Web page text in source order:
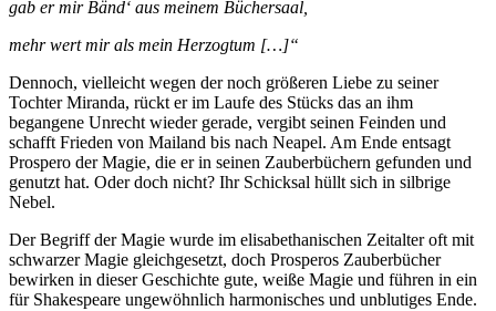
gab er mir Bänd‘ aus meinem Büchersaal,
mehr wert mir als mein Herzogtum […]“
Dennoch, vielleicht wegen der noch größeren Liebe zu seiner
Tochter Miranda, rückt er im Laufe des Stücks das an ihm
begangene Unrecht wieder gerade, vergibt seinen Feinden und
schafft Frieden von Mailand bis nach Neapel. Am Ende entsagt
Prospero der Magie, die er in seinen Zauberbüchern gefunden und
genutzt hat. Oder doch nicht? Ihr Schicksal hüllt sich in silbrige
Nebel.
Der Begriff der Magie wurde im elisabethanischen Zeitalter oft mit
schwarzer Magie gleichgesetzt, doch Prosperos Zauberbücher
bewirken in dieser Geschichte gute, weiße Magie und führen in ein
für Shakespeare ungewöhnlich harmonisches und unblutiges Ende.